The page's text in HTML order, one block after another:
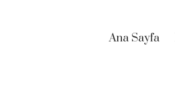
Ana Sayfa